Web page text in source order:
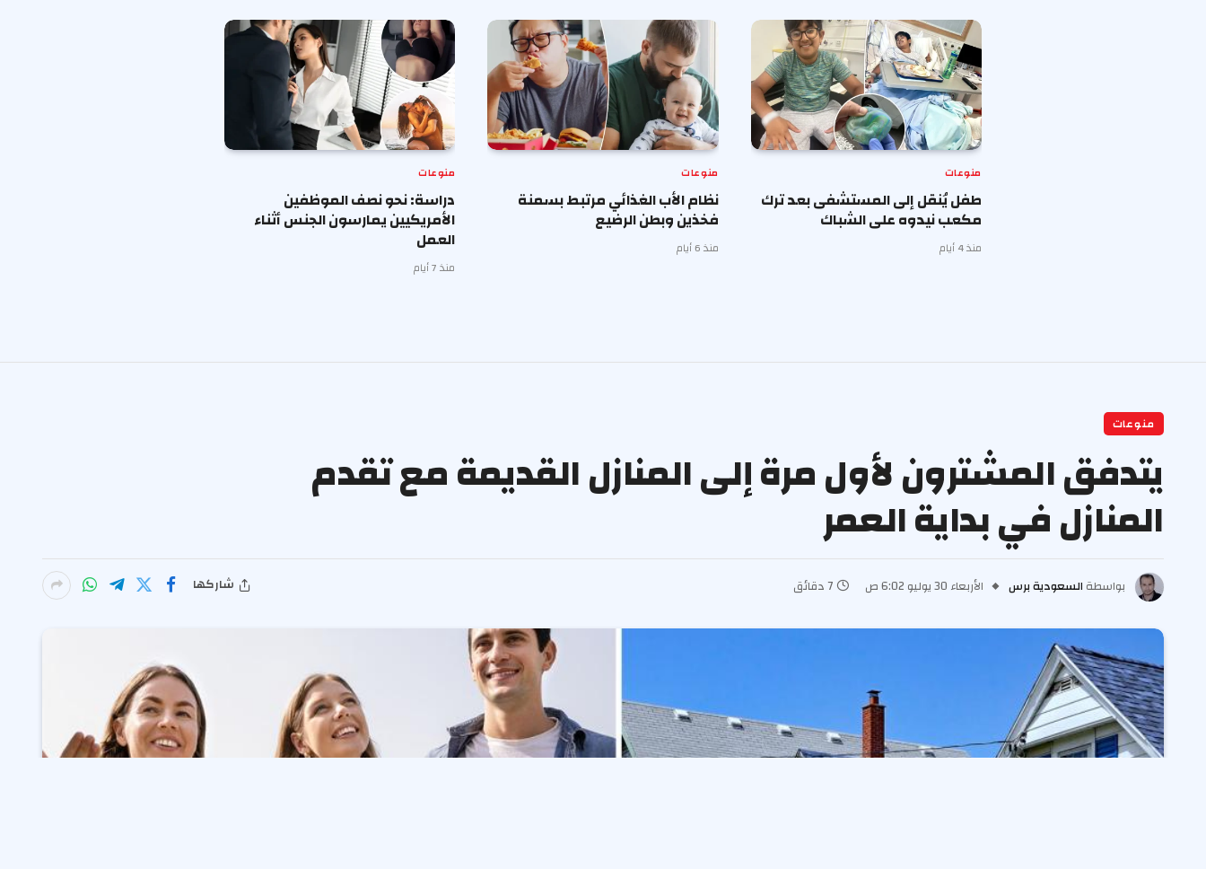
منوعات
طفل يُنقل إلى المستشفى بعد ترك
مكعب نيدوه على الشباك
منذ 4 أيام
منوعات
نظام الأب الغذائي مرتبط بسمنة
فخذين وبطن الرضيع
منذ 6 أيام
منوعات
دراسة: نحو نصف الموظفين
الأمريكيين يمارسون الجنس أثناء
العمل
منذ 7 أيام
منوعات
يتدفق المشترون لأول مرة إلى المنازل القديمة مع تقدم
المنازل في بداية العمر
بواسطة السعودية برس الأربعاء 30 يوليو 6:02 ص 7 دقائق شاركها